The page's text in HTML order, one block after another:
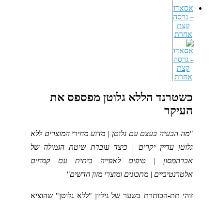
אסאדו
– גרסה
קצת
אחרת
כשטרנד הללא גלוטן מפספס את
העיקר
"מה הבעיה בעצם עם גלוטן | מדוע מחירי המוצרים ללא
גלוטן עדיין יקרים | כיצד עובדת שיטת הגמילה של
אברהמסון | טיפים לאפייה ביתית עם קמחים
אלטרנטיביים | מתכונים ומוצרי מזון חדשים"
זוהי תת-הכותרת בשער של גיליון "ללא גלוטן" שהוציא